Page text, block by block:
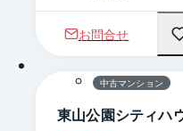
お問合せ
中古マンション
東山公園シティハ